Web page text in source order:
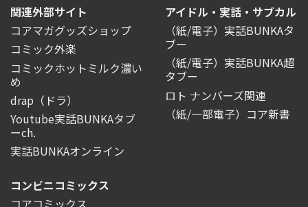
関連外部サイト
コアマガグッズショップ
コミック外楽
コミックホットミルク濃い
め
drap（ドラ）
Youtube実話BUNKAタブ
ーch.
実話BUNKAオンライン
アイドル・実話・サブカル
（紙/電子）実話BUNKAタ
ブー
（紙/電子）実話BUNKA超
タブー
ロト ナンバーズ関連
（紙/一部電子）コア新書
コンビニコミックス